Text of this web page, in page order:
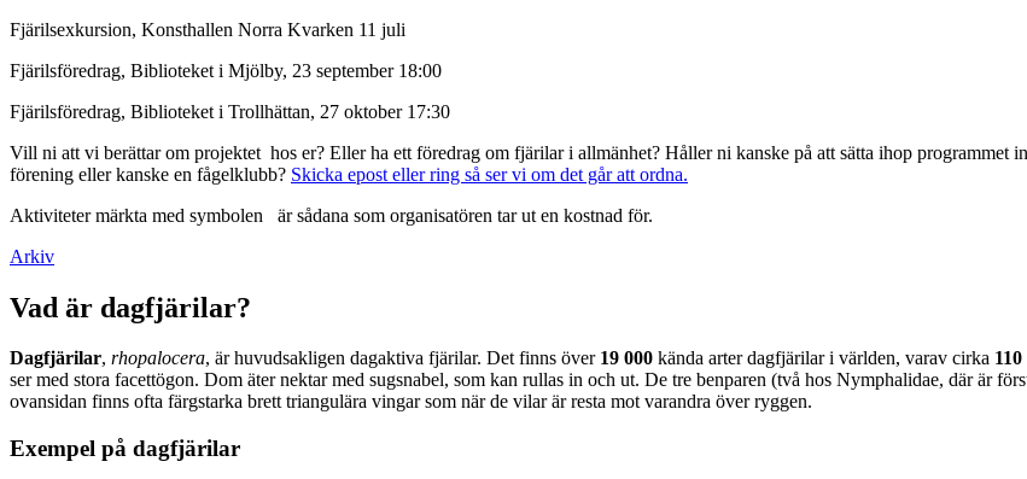
Fjärilsexkursion, Konsthallen Norra Kvarken 11 juli
Fjärilsföredrag, Biblioteket i Mjölby, 23 september 18:00
Fjärilsföredrag, Biblioteket i Trollhättan, 27 oktober 17:30
Vill ni att vi berättar om projektet hos er? Eller ha ett föredrag om fjärilar i allmänhet? Håller ni kanske på att sätta ihop programmet
förening eller kanske en fågelklubb? Skicka epost eller ring så ser vi om det går att ordna.
Aktiviteter märkta med symbolen
är sådana som organisatören tar ut en kostnad för.
Arkiv
Vad är dagfjärilar?
Dagfjärilar, rhopalocera, är huvudsakligen dagaktiva fjärilar. Det finns över 19 000 kända arter dagfjärilar i världen, varav cirka 110
ser med stora facettögon. Dom äter nektar med sugsnabel, som kan rullas in och ut. De tre benparen (två hos Nymphalidae, där är
ovansidan finns ofta färgstarka brett triangulära vingar som när de vilar är resta mot varandra över ryggen.
Exempel på dagfjärilar